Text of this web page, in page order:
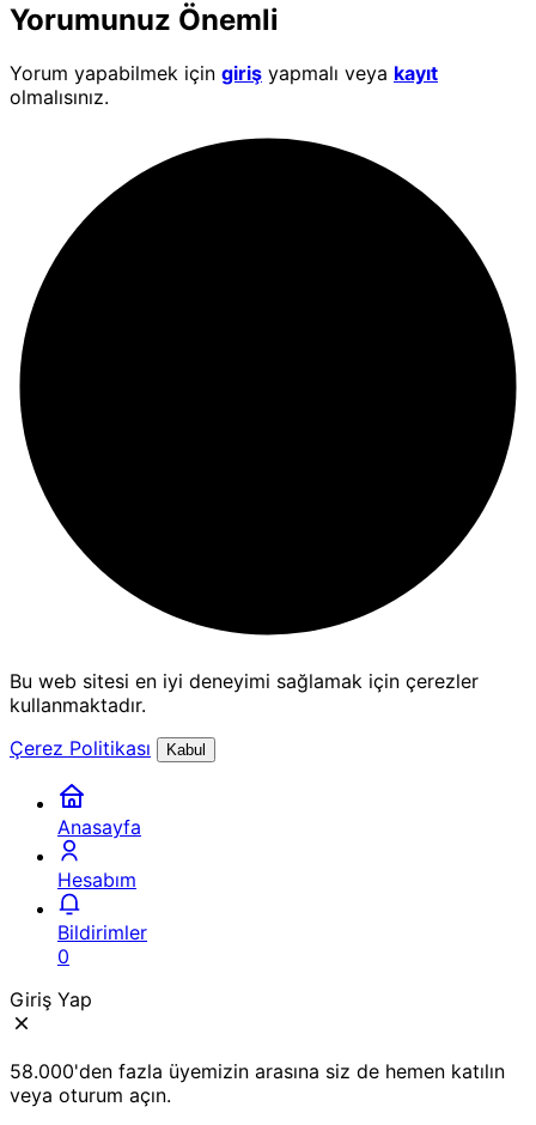
Yorumunuz Önemli
Yorum yapabilmek için giriş yapmalı veya kayıt
olmalısınız.
Bu web sitesi en iyi deneyimi sağlamak için çerezler
kullanmaktadır.
Çerez Politikası
Kabul
Anasayfa
Hesabım
Bildirimler
0
Giriş Yap
58.000'den fazla üyemizin arasına siz de hemen katılın
veya oturum açın.